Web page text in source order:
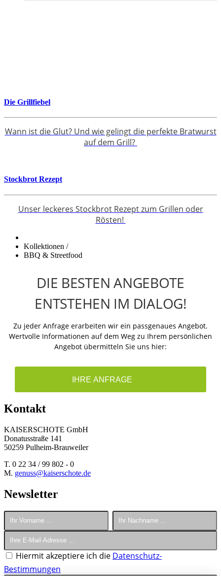
Die Grillfiebel
Wann ist die Glut? Und wie gelingt die perfekte Bratwurst
auf dem Grill?
Stockbrot Rezept
Unser leckeres Stockbrot Rezept zum Grillen oder
Rösten!
Kollektionen /
BBQ & Streetfood
DIE BESTEN ANGEBOTE
ENTSTEHEN IM DIALOG!
Zu jeder Anfrage erarbeiten wir ein passgenaues Angebot.
Wertvolle Informationen auf dem Weg zu Ihrem persönlichen
Angebot übermitteln Sie uns hier:
IHRE ANFRAGE
Kontakt
KAISERSCHOTE GmbH
Donatusstraße 141
50259 Pulheim-Brauweiler
T. 0 22 34 / 99 802 - 0
M. genuss@kaiserschote.de
Newsletter
Hiermit akzeptiere ich die Datenschutz-
Bestimmungen